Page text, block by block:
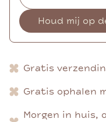
Houd mij op
Gratis
Gratis ophalen
Morgen in huis,